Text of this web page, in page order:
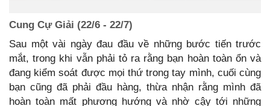
Cung Cự Giải (22/6 - 22/7)
Sau một vài ngày đau đầu về những bước tiến trước
mắt, trong khi vẫn phải tỏ ra rằng bạn hoàn toàn ổn và
đang kiểm soát được mọi thứ trong tay mình, cuối cùng
bạn cũng đã phải đầu hàng, thừa nhận rằng mình đã
hoàn toàn mất phương hướng và nhờ cậy tới những